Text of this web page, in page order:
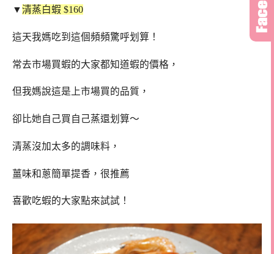
▼清蒸白蝦 $160
這天我媽吃到這個頻頻驚呼划算！
常去市場買蝦的大家都知道蝦的價格，
但我媽說這是上市場買的品質，
卻比她自己買自己蒸還划算～
清蒸沒加太多的調味料，
薑味和蔥簡單提香，很推薦
喜歡吃蝦的大家點來試試！